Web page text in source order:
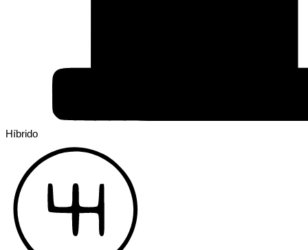
Híbrido